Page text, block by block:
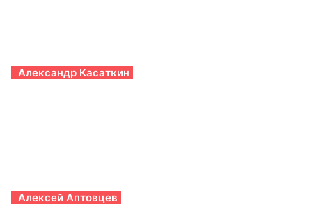
Александр Касаткин
Алексей Аптовцев